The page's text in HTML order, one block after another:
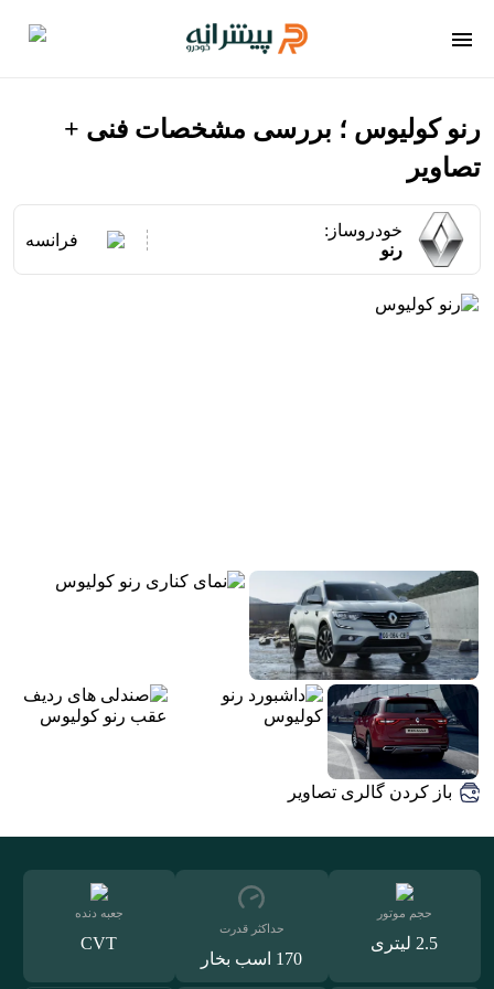
رنو کولیوس ؛ بررسی مشخصات فنی +
تصاویر
خودروساز:
رنو
فرانسه
باز کردن گالری تصاویر
حجم موتور
2.5 لیتری
حداکثر قدرت
170 اسب بخار
جعبه دنده
CVT